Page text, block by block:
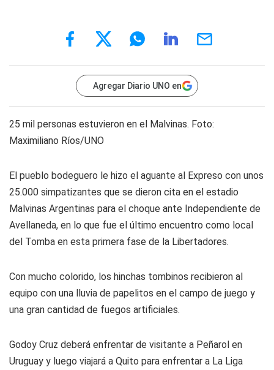
Agregar Diario UNO en
25 mil personas estuvieron en el Malvinas. Foto:
Maximiliano Ríos/UNO
El pueblo bodeguero le hizo el aguante al Expreso con unos
25.000 simpatizantes que se dieron cita en el estadio
Malvinas Argentinas para el choque ante Independiente de
Avellaneda, en lo que fue el último encuentro como local
del Tomba en esta primera fase de la Libertadores.
Con mucho colorido, los hinchas tombinos recibieron al
equipo con una lluvia de papelitos en el campo de juego y
una gran cantidad de fuegos artificiales.
Godoy Cruz deberá enfrentar de visitante a Peñarol en
Uruguay y luego viajará a Quito para enfrentar a La Liga